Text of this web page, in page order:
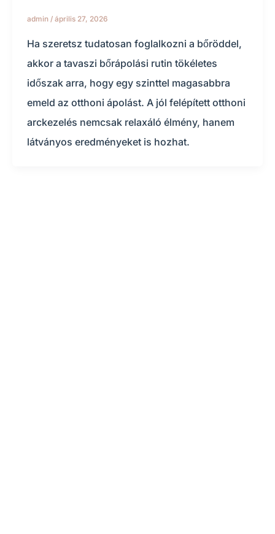
admin / április 27, 2026
Ha szeretsz tudatosan foglalkozni a bőröddel,
akkor a tavaszi bőrápolási rutin tökéletes
időszak arra, hogy egy szinttel magasabbra
emeld az otthoni ápolást. A jól felépített otthoni
arckezelés nemcsak relaxáló élmény, hanem
látványos eredményeket is hozhat.